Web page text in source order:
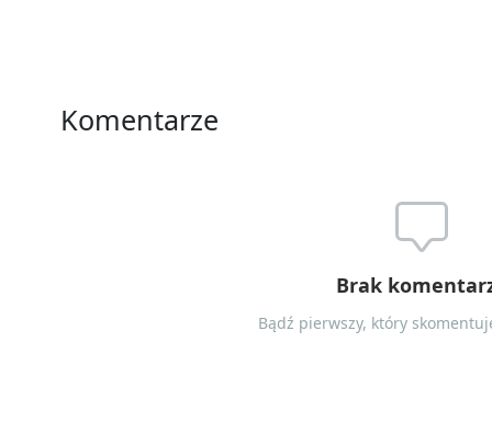
Komentarze
Brak
Bądź pierwszy, który